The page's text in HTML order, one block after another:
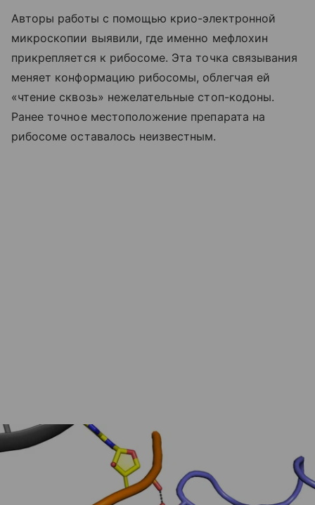
Авторы работы с помощью крио-электронной
микроскопии выявили, где именно мефлохин
прикрепляется к рибосоме. Эта точка связывания
меняет конформацию рибосомы, облегчая ей
«чтение сквозь» нежелательные стоп-кодоны.
Ранее точное местоположение препарата на
рибосоме оставалось неизвестным.